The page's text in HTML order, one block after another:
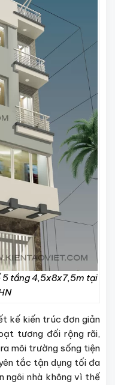
5 tầng 4,5x8x7,5m tại
kế kiến trúc đơn giản
tương đối rộng rãi,
môi trường sống tiện
tắc tận dụng tối đa
ngôi nhà không vì thế